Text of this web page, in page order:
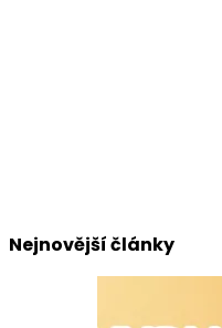
Nejnovější články